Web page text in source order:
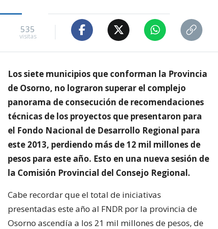
535
visitas
Los siete municipios que conforman la Provincia
de Osorno, no lograron superar el complejo
panorama de consecución de recomendaciones
técnicas de los proyectos que presentaron para
el Fondo Nacional de Desarrollo Regional para
este 2013, perdiendo más de 12 mil millones de
pesos para este año. Esto en una nueva sesión de
la Comisión Provincial del Consejo Regional.
Cabe recordar que el total de iniciativas
presentadas este año al FNDR por la provincia de
Osorno ascendía a los 21 mil millones de pesos, de